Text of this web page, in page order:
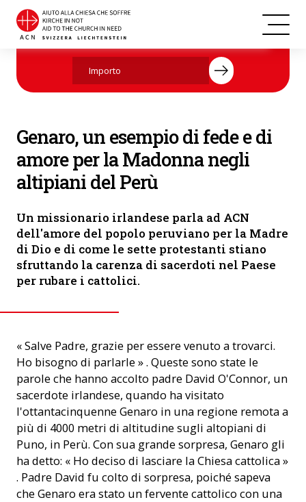
Statua della Madonna con il Bambino nella diocesi di Callao in Perù
(Foto: «Aiuto alla Chiesa che Soffre (ACN)»)Aiutate ora con la vostra donazione.
Genaro, un esempio di fede e di
amore per la Madonna negli
altipiani del Perù
Un missionario irlandese parla ad ACN
dell'amore del popolo peruviano per la Madre
di Dio e di come le sette protestanti stiano
sfruttando la carenza di sacerdoti nel Paese
per rubare i cattolici.
« Salve Padre, grazie per essere venuto a trovarci.
Ho bisogno di parlarle » . Queste sono state le
parole che hanno accolto padre David O'Connor, un
sacerdote irlandese, quando ha visitato
l'ottantacinquenne Genaro in una regione remota a
più di 4000 metri di altitudine sugli altopiani di
Puno, in Perù. Con sua grande sorpresa, Genaro gli
ha detto: « Ho deciso di lasciare la Chiesa cattolica »
. Padre David fu colto di sorpresa, poiché sapeva
che Genaro era stato un fervente cattolico con una